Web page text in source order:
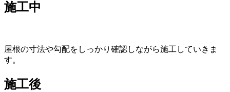
施工中
屋根の寸法や勾配をしっかり確認しながら施工していきま
す。
施工後